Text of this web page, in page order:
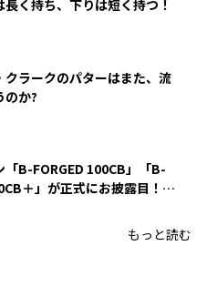
く持ち、下りは短く持つ！
クラークのパターはまた、流
のか?
「B-FORGED 100CB」「B-
＋」が正式にお披露目！
もっと読む